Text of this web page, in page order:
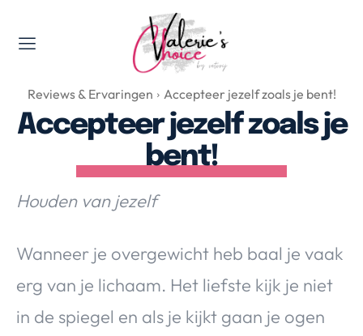
Valerie's Topics
Travel & Culture
Food & Drinks
Happyness & Opmerkelijk
Lifestyle, Sport & Duurzaamheid
Gadgets & Tech
Health & Beauty
Huis & Tuin
Reviews & Ervaringen Accepteer jezelf zoals je bent!
Accepteer jezelf zoals je
bent!
Houden van jezelf
Wanneer je overgewicht heb baal je vaak
erg van je lichaam. Het liefste kijk je niet
in de spiegel en als je kijkt gaan je ogen